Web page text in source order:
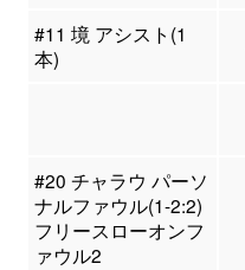
#11 境 アシスト(1
本)
#20 チャラウ パーソ
ナルファウル(1-2:2)
フリースローオンフ
ァウル2